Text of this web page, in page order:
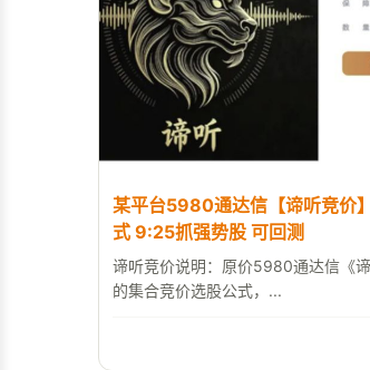
某平台5980通达信【谛听竞价
式 9:25抓强势股 可回测
谛听竞价说明：原价5980通达信《
的集合竞价选股公式，...